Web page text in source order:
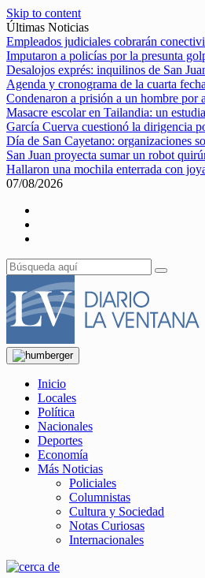
Skip to content
Últimas Noticias
Empleados judiciales cobrarán
Imputaron a policías por la presunta
Desalojos exprés: inquilinos de San
Agenda y cronograma de la cuarta
Condenaron a prisión a un hombre por
Masacre escolar en Tailandia: un
García Cuerva cuestionó la dirigencia
Día de San Cayetano: organizaciones
San Juan proyecta sumar un robot
Hallaron una mochila enterrada con
07/08/2026
Inicio
Locales
Política
Nacionales
Deportes
Economía
Más Noticias
Policiales
Columnistas
Cultura y Sociedad
Notas Curiosas
Internacionales